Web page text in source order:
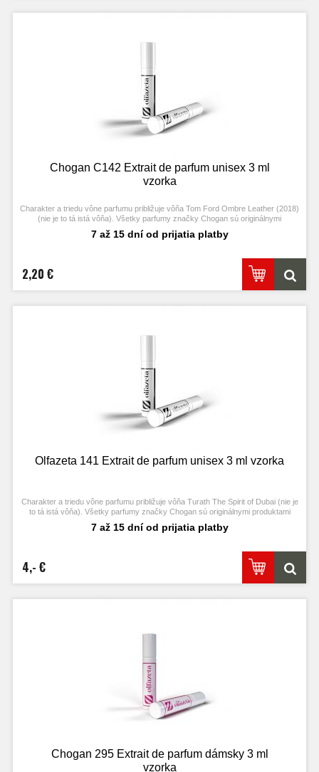
Chogan C142 Extrait de parfum unisex 3 ml
vzorka
Charakter a triedu vône parfumu približuje vôňa Tom Ford Ombre Leather (2018)
(nie je to tá istá vôňa). Všetky parfumy značky Chogan sú originálnymi
produktami výrobcu Chogan.
7 až 15 dní od prijatia platby
2,20 €
Olfazeta 141 Extrait de parfum unisex 3 ml vzorka
Charakter a triedu vône parfumu približuje vôňa Turath The Spirit of Dubai (nie je
to tá istá vôňa). Všetky parfumy značky Chogan sú originálnymi produktami
výrobcu Chogan.
7 až 15 dní od prijatia platby
4,- €
Chogan 295 Extrait de parfum dámsky 3 ml
vzorka